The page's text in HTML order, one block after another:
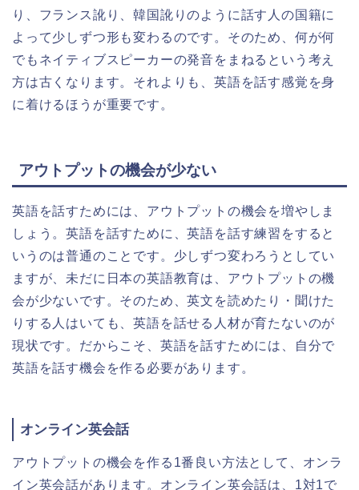
り、フランス訛り、韓国訛りのように話す人の国籍に
よって少しずつ形も変わるのです。そのため、何が何
でもネイティブスピーカーの発音をまねるという考え
方は古くなります。それよりも、英語を話す感覚を身
に着けるほうが重要です。
アウトプットの機会が少ない
英語を話すためには、アウトプットの機会を増やしま
しょう。英語を話すために、英語を話す練習をすると
いうのは普通のことです。少しずつ変わろうとしてい
ますが、未だに日本の英語教育は、アウトプットの機
会が少ないです。そのため、英文を読めたり・聞けた
りする人はいても、英語を話せる人材が育たないのが
現状です。だからこそ、英語を話すためには、自分で
英語を話す機会を作る必要があります。
オンライン英会話
アウトプットの機会を作る1番良い方法として、オンラ
イン英会話があります。オンライン英会話は、1対1で